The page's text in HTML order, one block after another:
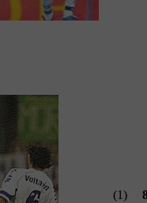
(1)